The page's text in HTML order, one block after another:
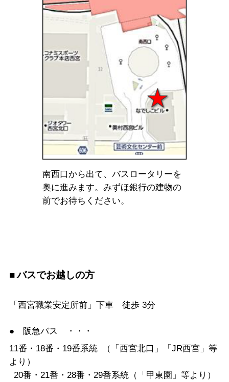
南西口から出て、バスロータリーを
奥に進みます。みずほ銀行の建物の
前でお待ちください。
バスでお越しの方
「西宮職業安定所前」下車 徒歩 3分
● 阪急バス ・・・
11番・18番・19番系統 （「西宮北口」「JR西宮」等
より）
20番・21番・28番・29番系統（「甲東園」等より）